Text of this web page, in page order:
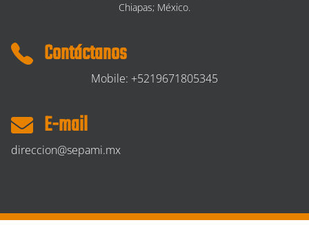
Chiapas; México.
Contáctanos
Mobile: +5219671805345
E-mail
direccion@sepami.mx